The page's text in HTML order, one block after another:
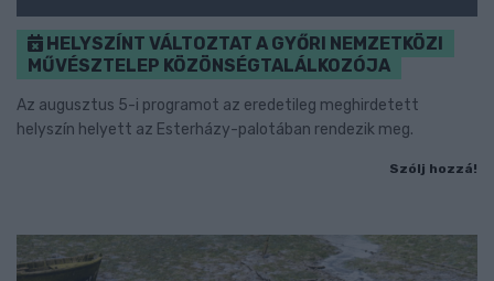
HELYSZÍNT VÁLTOZTAT A GYŐRI NEMZETKÖZI
MŰVÉSZTELEP KÖZÖNSÉGTALÁLKOZÓJA
Az augusztus 5-i programot az eredetileg meghirdetett
helyszín helyett az Esterházy-palotában rendezik meg.
Szólj hozzá!